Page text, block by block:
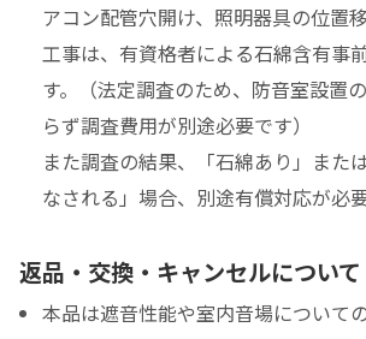
アコン配管穴開け、照明器具の位置
工事は、有資格者による石綿含有事
す。（法定調査のため、防音室設置
らず調査費用が別途必要です）
また調査の結果、「石綿あり」また
なされる」場合、別途有償対応が必要
返品・交換・キャンセルについて
本品は遮音性能や室内音場について